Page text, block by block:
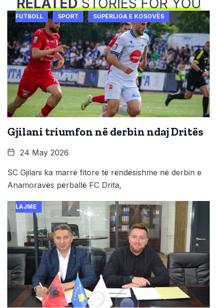
FUTBOLL SPORT SUPERLIGA E KOSOVËS
Gjilani triumfon në derbin ndaj Dritës
24 May 2026
SC Gjilani ka marrë fitore të rëndësishme në derbin e
Anamoravës përballë FC Drita,
LAJME